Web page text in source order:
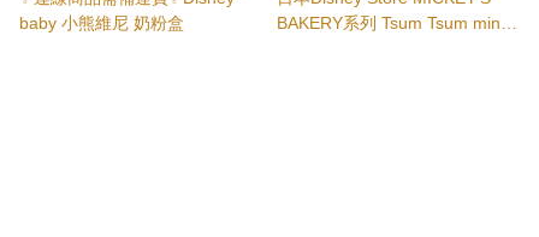
baby 小熊維尼 奶粉盒
BAKERY系列 Tsum Tsum mini